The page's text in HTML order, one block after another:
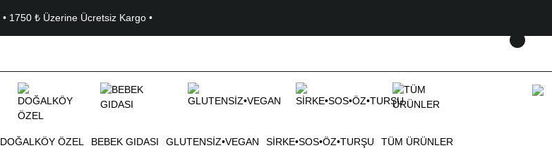
• 1750 ₺ Üzerine Ücretsiz Kargo •
DOĞALKÖY ÖZEL BEBEK GIDASI GLUTENSİZ•VEGAN SİRKE•SOS•ÖZ•TURŞU TÜM ÜRÜNLER